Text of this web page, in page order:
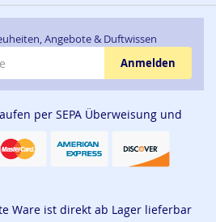
Angebote & Duftwissen
Anmelden
per SEPA Überweisung und
Ware ist direkt ab Lager lieferbar